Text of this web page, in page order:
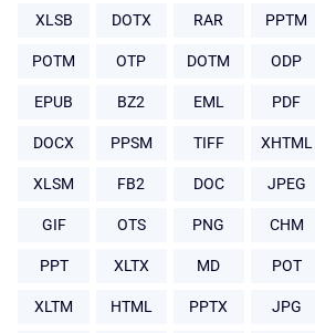
XLSB DOTX RAR PPTM
POTM OTP DOTM ODP
EPUB BZ2 EML PDF
DOCX PPSM TIFF XHTML
XLSM FB2 DOC JPEG
GIF OTS PNG CHM
PPT XLTX MD POT
XLTM HTML PPTX JPG